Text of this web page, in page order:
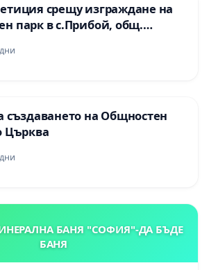
срещу изграждане на
парк в с.Прибой, общ.
създаването на Общностен
Църква
БАНЯ "СОФИЯ"-ДА БЪДЕ
БАНЯ